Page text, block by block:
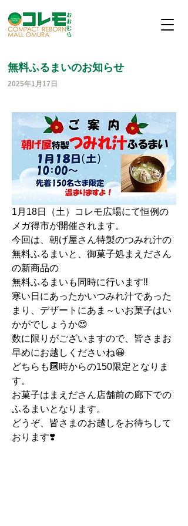
無料ふるまいのお知らせ
2025年1月17日
1月18日（土）コレモ広場にて恒例の
メガ得市が開催されます。
今回は、朝げ屋さん特製のつみれ汁の
無料ふるまいと、御菓子処まえださん
の新商品の
無料ふるまいも同時に行います‼️
寒い日にあったかいつみれ汁であった
まり、デザートにあま～いお菓子はい
かがでしょうか😍
数に限りがございますので、皆さまお
早めにお越しくださいね😀
どちらも🔟時からの150限定となりま
す。
お菓子はまえださん店舗前の廊下での
ふるまいとなります。
どうぞ、皆さまのお越しをお待ちして
おります❣️